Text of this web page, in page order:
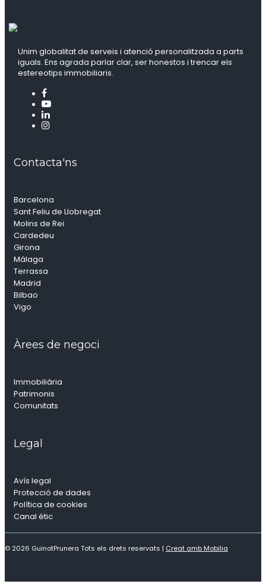
Unim globalitat de serveis i atenció personalitzada a parts
iguals. Ens agrada parlar clar, ser honestos i trencar els
estereotips immobiliaris.
Contacta'ns
Barcelona
Sant Feliu de Llobregat
Molins de Rei
Cardedeu
Girona
Málaga
Terrassa
Madrid
Bilbao
Vigo
Àrees de negoci
Immobiliària
Patrimonis
Comunitats
Legal
Avís legal
Protecció de dades
Política de cookies
Canal étic
© 2026 GuinotPrunera Tots els drets reservats | Creat amb Mobilia